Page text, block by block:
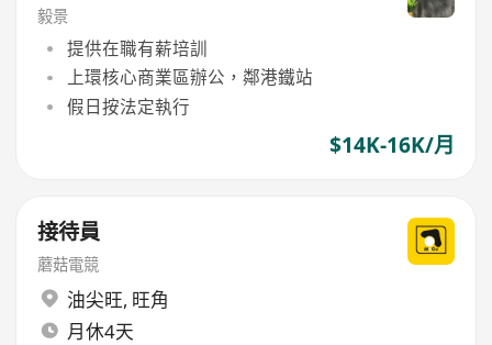
毅景
提供在職有薪培訓
上環核心商業區辦公，鄰港鐵站
假日按法定執行
$14K-16K/月
接待員
蘑菇電競
油尖旺, 旺角
月休4天